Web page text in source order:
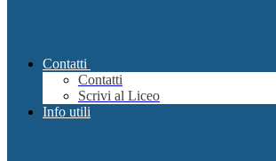
Contatti
Contatti
Scrivi al Liceo
Info utili